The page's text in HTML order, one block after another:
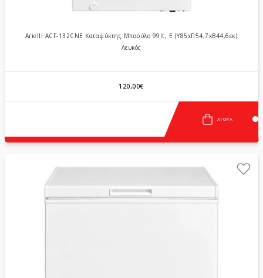
Arielli ACF-132CNE Καταψύκτης Μπαούλο 99lt, E (Υ85xΠ54,7xΒ44,6εκ)
Λευκός
120,00€
ΑΓΟΡΆ